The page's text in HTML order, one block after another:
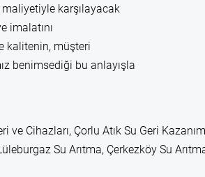
maliyetiyle karşılayacak
imalatını
kalitenin, müşteri
benimsediği bu anlayışla
ve Cihazları, Çorlu Atık Su Geri Kazanım
Su Arıtma, Çerkezköy Su